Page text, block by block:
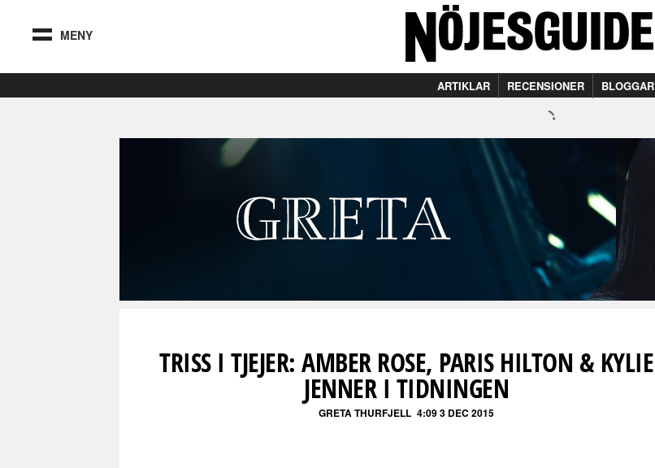
MENY
ARTIKLAR RECENSIONER BLOGGAR
TRISS I TJEJER: AMBER ROSE, PARIS HILTON & KYLIE
JENNER I TIDNINGEN
GRETA THURFJELL 4:09 3 DEC 2015